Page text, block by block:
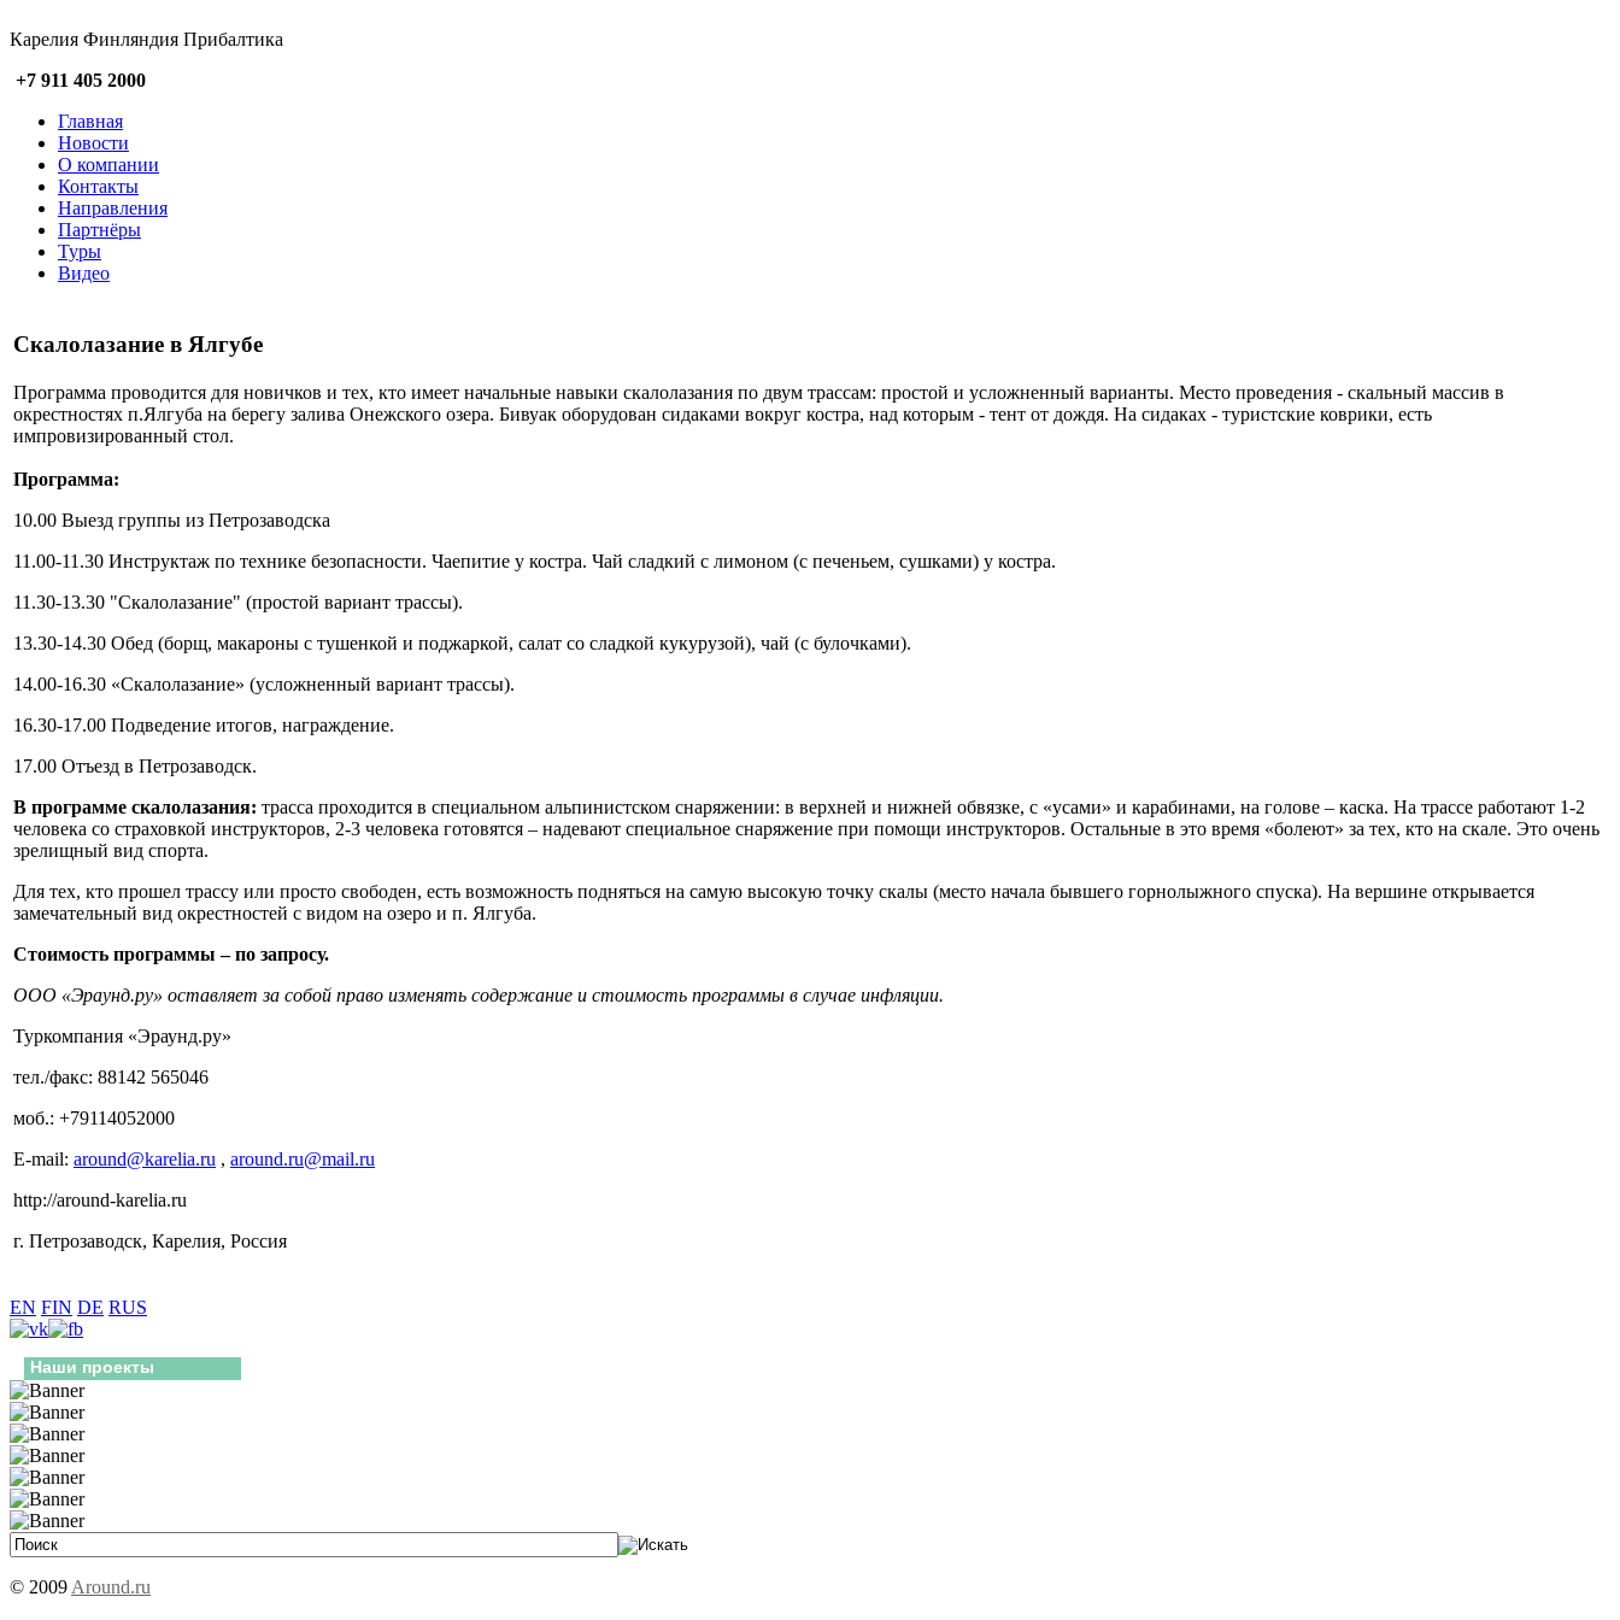
Карелия Финляндия Прибалтика
+7 911 405 2000
Главная
Новости
О компании
Контакты
Направления
Партнёры
Туры
Видео
Скалолазание в Ялгубе
Программа проводится для новичков и тех, кто имеет начальные навыки скалолазания по двум трассам: простой и усложненный варианты. Место проведения - скальный массив в
окрестностях п.Ялгуба на берегу залива Онежского озера. Бивуак оборудован сидаками вокруг костра, над которым - тент от дождя. На сидаках - туристские коврики, есть
импровизированный стол.
Программа:
10.00 Выезд группы из Петрозаводска
11.00-11.30 Инструктаж по технике безопасности. Чаепитие у костра. Чай сладкий с лимоном (с печеньем, сушками) у костра.
11.30-13.30 "Скалолазание" (простой вариант трассы).
13.30-14.30 Обед (борщ, макароны с тушенкой и поджаркой, салат со сладкой кукурузой), чай (с булочками).
14.00-16.30 «Скалолазание» (усложненный вариант трассы).
16.30-17.00 Подведение итогов, награждение.
17.00 Отъезд в Петрозаводск.
В программе скалолазания: трасса проходится в специальном альпинистском снаряжении: в верхней и нижней обвязке, с «усами» и карабинами, на голове – каска. На трассе работают 1-2
человека со страховкой инструкторов, 2-3 человека готовятся – надевают специальное снаряжение при помощи инструкторов. Остальные в это время «болеют» за тех, кто на скале. Это очень
зрелищный вид спорта.
Для тех, кто прошел трассу или просто свободен, есть возможность подняться на самую высокую точку скалы (место начала бывшего горнолыжного спуска). На вершине открывается
замечательный вид окрестностей с видом на озеро и п. Ялгуба.
Стоимость программы – по запросу.
ООО «Эраунд.ру» оставляет за собой право изменять содержание и стоимость программы в случае инфляции.
Туркомпания «Эраунд.ру»
тел./факс: 88142 565046
моб.: +79114052000
E-mail: around@karelia.ru , around.ru@mail.ru
http://around-karelia.ru
г. Петрозаводск, Карелия, Россия
EN FIN DE RUS
Наши проекты
© 2009 Around.ru